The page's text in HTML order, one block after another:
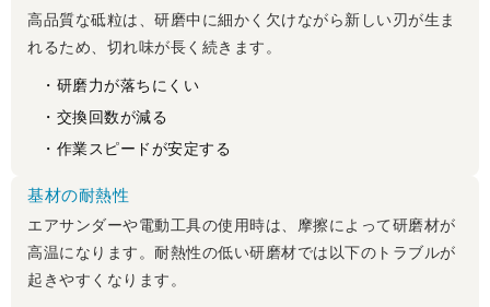
高品質な砥粒は、研磨中に細かく欠けながら新しい刃が生ま
れるため、切れ味が長く続きます。
・研磨力が落ちにくい
・交換回数が減る
・作業スピードが安定する
基材の耐熱性
エアサンダーや電動工具の使用時は、摩擦によって研磨材が
高温になります。耐熱性の低い研磨材では以下のトラブルが
起きやすくなります。